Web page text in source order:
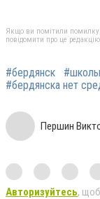
Якщо ви помітили помилку,
повідомити про це редакцію
#бердянск
#бердянска нет
Першин
Авторизуйтесь,